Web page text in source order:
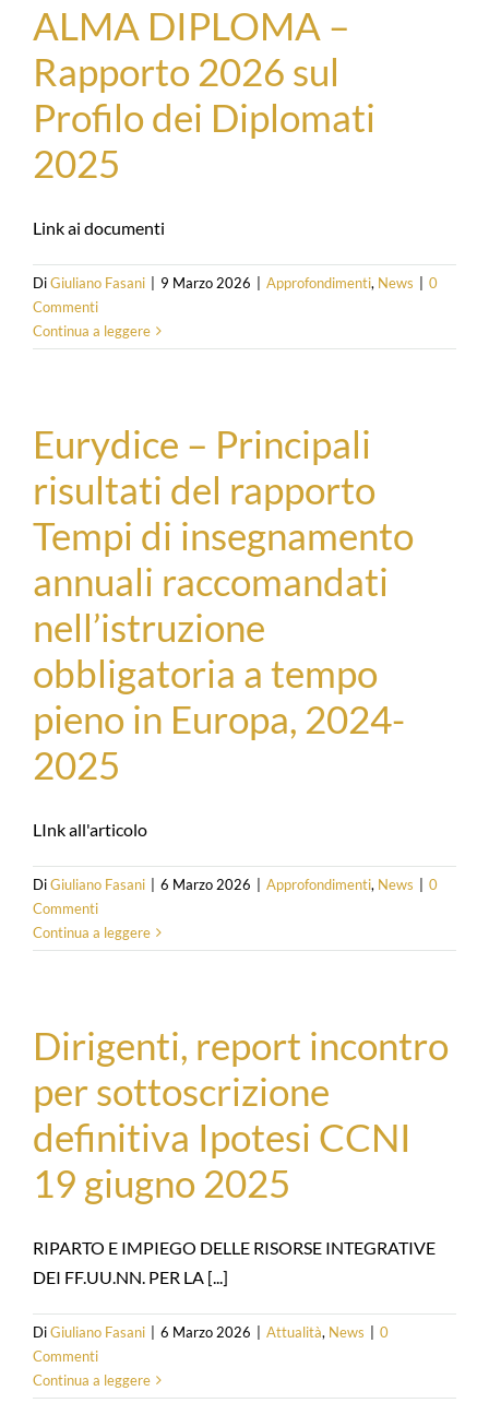
ALMA DIPLOMA –
Rapporto 2026 sul
Profilo dei Diplomati
2025
Link ai documenti
DiGiuliano Fasani | 9 Marzo 2026 | Approfondimenti, News | 0
Commenti
Continua a leggere
Eurydice – Principali
risultati del rapporto
Tempi di insegnamento
annuali raccomandati
nell’istruzione
obbligatoria a tempo
pieno in Europa, 2024-
2025
LInk all'articolo
DiGiuliano Fasani | 6 Marzo 2026 | Approfondimenti, News | 0
Commenti
Continua a leggere
Dirigenti, report incontro
per sottoscrizione
definitiva Ipotesi CCNI
19 giugno 2025
RIPARTO E IMPIEGO DELLE RISORSE INTEGRATIVE
DEI FF.UU.NN. PER LA [...]
DiGiuliano Fasani | 6 Marzo 2026 | Attualità, News | 0
Commenti
Continua a leggere